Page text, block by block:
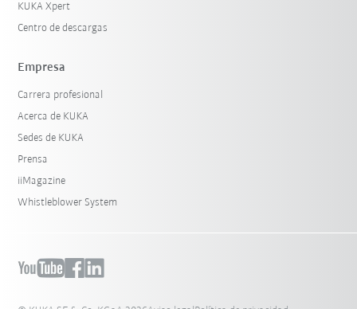
KUKA Xpert
Centro de descargas
Empresa
Carrera profesional
Acerca de KUKA
Sedes de KUKA
Prensa
iiMagazine
Whistleblower System